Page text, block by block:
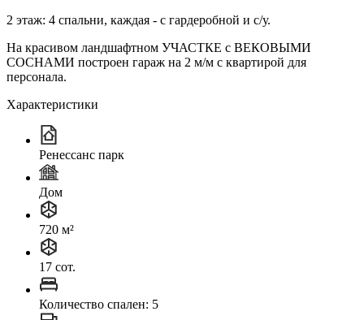
2 этаж: 4 спальни, каждая - с гардеробной и с/у.
На красивом ландшафтном УЧАСТКЕ с ВЕКОВЫМИ
СОСНАМИ построен гараж на 2 м/м с квартирой для
персонала.
Характеристики
Ренессанс парк
Дом
720 м²
17 сот.
Количество спален: 5